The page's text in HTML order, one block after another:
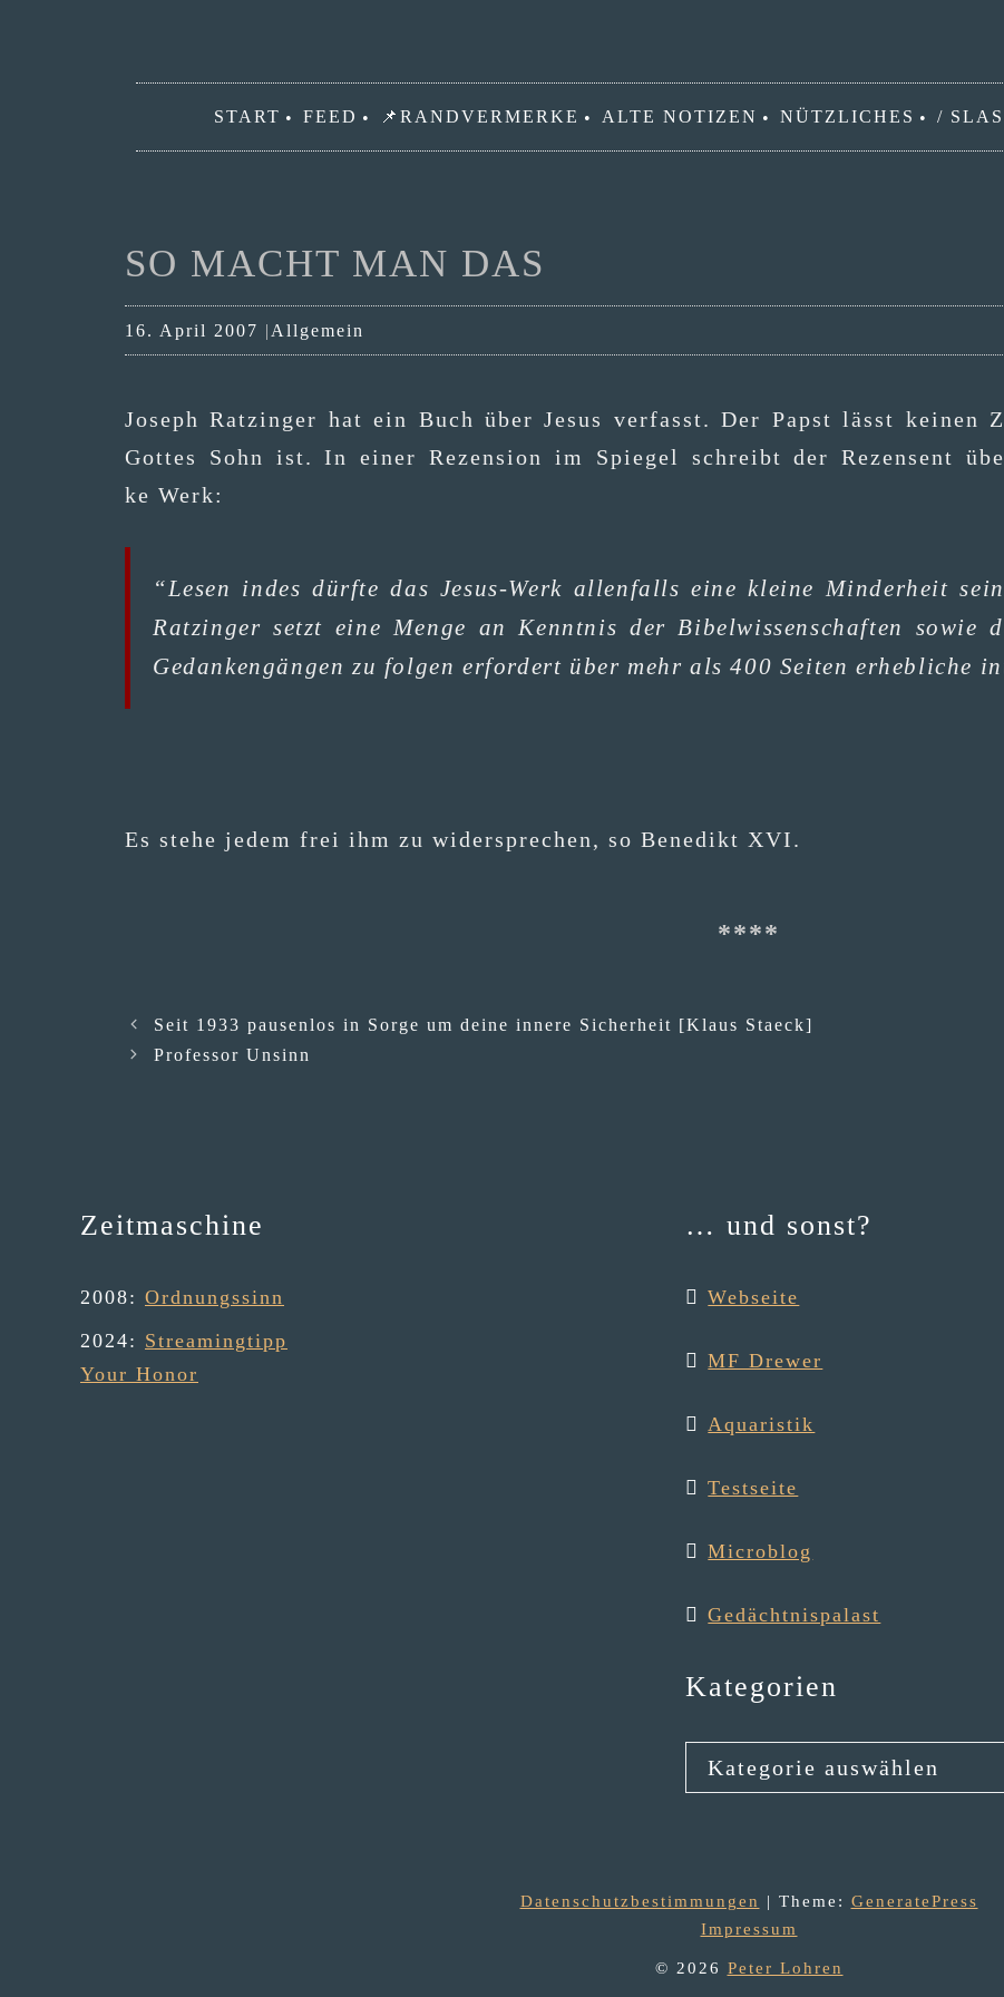
START FEED 📌RANDVERMERKE ALTE NOTIZEN NÜTZLICHES /
SO MACHT MAN DAS
16. April 2007 Kategorien
Allgemein
Joseph Ratz­in­ger hat ein Buch über Jesus ver­fasst. Der Papst lässt kei­nen
Got­tes Sohn ist. In einer Rezen­si­on im Spie­gel schreibt der Rezen­sent
ke Werk:
“Lesen indes dürf­te das Jesus-Werk allen­falls eine klei­ne Min­der­heit
Ratz­in­ger setzt eine Men­ge an Kennt­nis der Bibel­wis­sen­schaf­ten sowie
Gedan­ken­gän­gen zu fol­gen erfor­dert über mehr als 400 Sei­ten erheb­li­che
Es ste­he jedem frei ihm zu wider­spre­chen, so Bene­dikt XVI.
Seit 1933 pausenlos in Sorge um deine innere Sicherheit [Klaus Staeck]
Professor Unsinn
Zeitmaschine
2008: Ordnungssinn
2024: Streamingtipp
Your Honor
… und sonst?
Webseite
MF Drewer
Aqua­ris­tik
Testseite
Micro­blog
Gedächt­nis­pa­last
Kategorien
Kategorien
Datenschutzbestimmungen | Theme: GeneratePress
Impres­sum
© 2026 Peter Lohren